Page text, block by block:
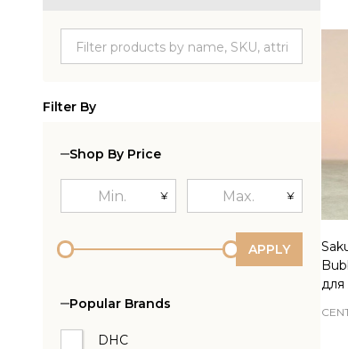
Filter By
Shop By Price
¥ ¥
APPLY
Popular Brands
DHC
для